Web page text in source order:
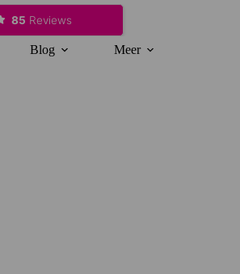
Blog Meer